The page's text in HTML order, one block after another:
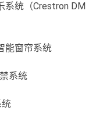
系统（Crestron DM
能窗帘系统
系统
统